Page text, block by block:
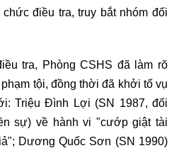
điều tra, truy bắt nhóm đối
tra, Phòng CSHS đã làm rõ
tội, đồng thời đã khởi tố vụ
Triệu Đình Lợi (SN 1987, đối
sự) về hành vi "cướp giật tài
Dương Quốc Sơn (SN 1990)